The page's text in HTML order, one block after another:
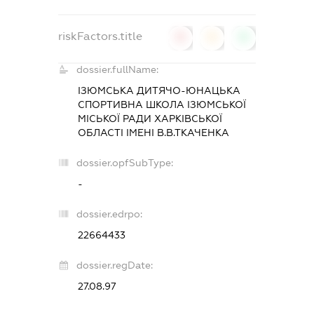
riskFactors.title
dossier.fullName:
ІЗЮМСЬКА ДИТЯЧО-ЮНАЦЬКА
СПОРТИВНА ШКОЛА ІЗЮМСЬКОЇ
МІСЬКОЇ РАДИ ХАРКІВСЬКОЇ
ОБЛАСТІ ІМЕНІ В.В.ТКАЧЕНКА
dossier.opfSubType:
-
dossier.edrpo:
22664433
dossier.regDate:
27.08.97